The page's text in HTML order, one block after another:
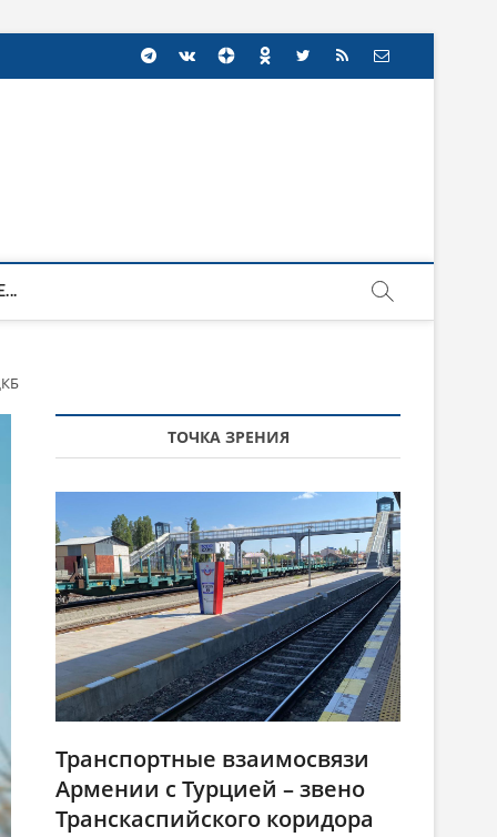
ТОЧКА ЗРЕНИЯ
Транспортные взаимосвязи
Армении с Турцией – звено
Транскаспийского коридора